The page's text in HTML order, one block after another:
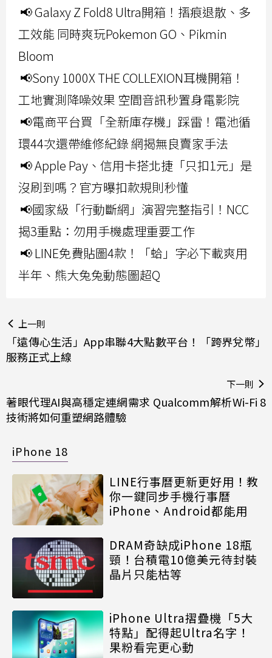
📢 Galaxy Z Fold8 Ultra開箱！摺痕退散、多
工效能 同時爽玩Pokemon GO、Pikmin
Bloom
📢Sony 1000X THE COLLEXION耳機開箱！
工地實測降噪效果 空間音訊秒置身電影院
📢電商平台買「全新庫存機」踩雷！電池循
環44次還帶維修紀錄 網揭無良賣家手法
📢 Apple Pay、信用卡搭北捷「只扣1元」是
沒刷到嗎？官方曝扣款規則秒懂
📢國家級「行動斷網」演習完整指引！NCC
揭3重點：勿用手機處理重要工作
📢 LINE免費貼圖4款！「蛤」字必下載爽用
半年、熊大兔兔動態圖超Q
上一則
「遠傳心生活」App串聯4大點數平台！「跨界兌幣」
服務正式上線
下一則
著眼代理AI與高穩定連網需求 Qualcomm解析Wi-Fi 8
技術將如何重塑網路體驗
iPhone 18
LINE行事曆更新更好用！教
你一鍵同步手機行事曆
iPhone、Android都能用
DRAM奇缺成iPhone 18瓶
頸！台積電10億美元待封裝
晶片只能枯等
iPhone Ultra摺疊機「5大
特點」配得起Ultra名字！
果粉看完更心動